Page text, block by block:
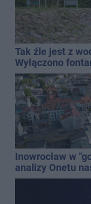
Tak źle jest z
Wyłączono
dolewkę
Inowrocław w
analizy Onetu
najbardziej